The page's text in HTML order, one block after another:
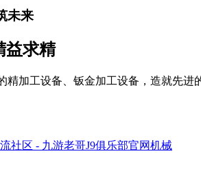
未来
益求精
精加工设备、钣金加工设备，造就先进